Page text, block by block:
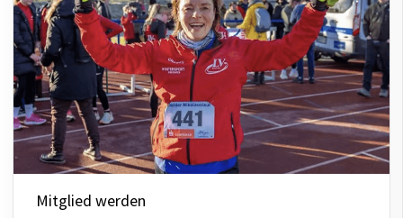
Mitglied werden